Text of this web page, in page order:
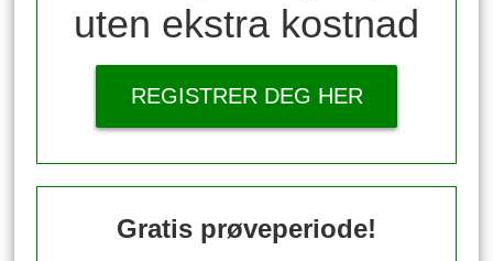
uten ekstra kostnad
REGISTRER DEG HER
Gratis prøveperiode!